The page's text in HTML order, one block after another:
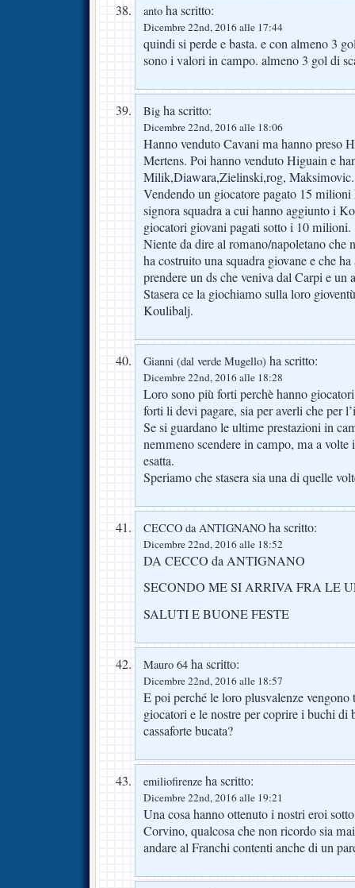
anto ha scritto:
Dicembre 22nd, 2016 alle 17:44
quindi si perde e basta. e con almeno 3
sono i valori in campo. almeno 3 gol di
Big ha scritto:
Dicembre 22nd, 2016 alle 18:06
Hanno venduto Cavani ma hanno preso
Mertens. Poi hanno venduto Higuain e
Milik,Diawara,Zielinski,rog, Maksimovic.
Vendendo un giocatore pagato 15 milioni
signora squadra a cui hanno aggiunto i
giocatori giovani pagati sotto i 10 milioni.
Niente da dire al romano/napoletano che
ha costruito una squadra giovane e che
prendere un ds che veniva dal Carpi e un
Stasera ce la giochiamo sulla loro
Koulibalj.
Gianni (dal verde Mugello) ha scritto:
Dicembre 22nd, 2016 alle 18:28
Loro sono più forti perchè hanno
forti li devi pagare, sia per averli che per
Se si guardano le ultime prestazioni in
nemmeno scendere in campo, ma a volte
esatta.
Speriamo che stasera sia una di quelle
CECCO da ANTIGNANO ha scritto:
Dicembre 22nd, 2016 alle 18:52
DA CECCO da ANTIGNANO
SECONDO ME SI ARRIVA FRA LE
SALUTI E BUONE FESTE
Mauro 64 ha scritto:
Dicembre 22nd, 2016 alle 18:57
E poi perché le loro plusvalenze vengono
giocatori e le nostre per coprire i buchi di
cassaforte bucata?
emiliofirenze ha scritto:
Dicembre 22nd, 2016 alle 19:21
Una cosa hanno ottenuto i nostri eroi
Corvino, qualcosa che non ricordo sia
andare al Franchi contenti anche di un